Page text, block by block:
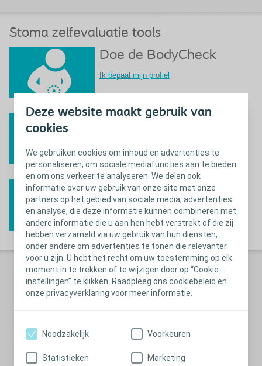
Deze website maakt gebruik van
cookies
We gebruiken cookies om inhoud en advertenties te
personaliseren, om sociale mediafuncties aan te bieden
en om ons verkeer te analyseren. We delen ook
informatie over uw gebruik van onze site met onze
partners op het gebied van sociale media, advertenties
en analyse, die deze informatie kunnen combineren met
andere informatie die u aan hen hebt verstrekt of die zij
hebben verzameld via uw gebruik van hun diensten,
onder andere om advertenties te tonen die relevanter
voor u zijn. U hebt het recht om uw toestemming op elk
moment in te trekken of te wijzigen door op “Cookie-
instellingen” te klikken. Raadpleeg ons cookiebeleid en
onze privacyverklaring voor meer informatie.
Noodzakelijk Voorkeuren
Statistieken Marketing
Stoma zelfevaluatie tools
Doe de BodyCheck
Ik bepaal mijn profiel
Los uw stomaproblemen
Doe de Probleemoplosser
Goede gewoontes
Lees verder
Wat zijn
urineweginfecties?